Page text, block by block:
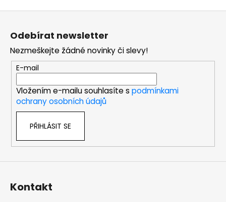
Z
Odebírat newsletter
Nezmeškejte žádné novinky či slevy!
E-mail
Vložením e-mailu souhlasíte s podmínkami
ochrany osobních údajů
PŘIHLÁSIT SE
Kontakt